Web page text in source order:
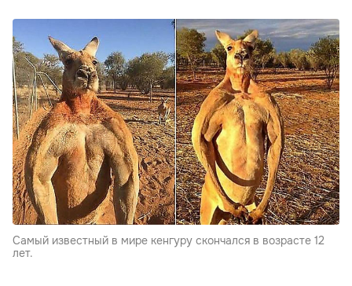
Самый известный в мире кенгуру скончался в возрасте 12
лет.